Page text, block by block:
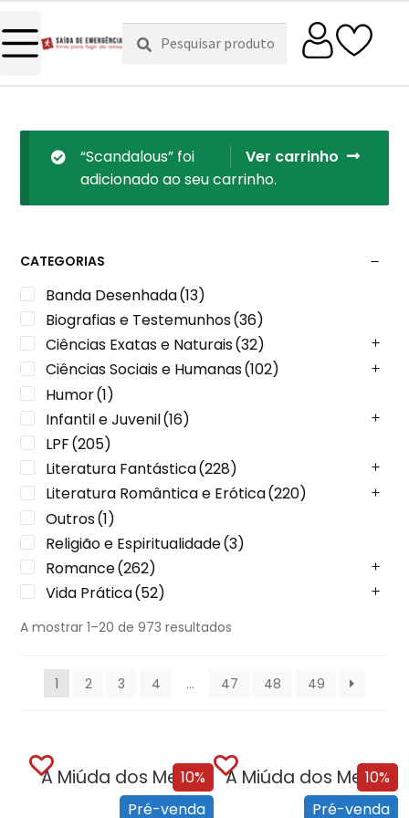
Pesquisar
por:
Pesquisa
Ver carrinho
“Scandalous” foi
adicionado ao seu carrinho.
CATEGORIAS
Banda Desenhada(13)
Biografias e Testemunhos(36)
Ciências Exatas e Naturais(32)
Ciências Sociais e Humanas(102)
Humor(1)
Infantil e Juvenil(16)
LPF(205)
Literatura Fantástica(228)
Literatura Romântica e Erótica(220)
Outros(1)
Religião e Espiritualidade(3)
Romance(262)
Vida Prática(52)
A mostrar 1–20 de 973 resultados
1 2 3 4 … 47 48 49
10%
Pré-venda
A Miúda dos Meus Sonhos
10%
Pré-venda
A Miúda dos Meus Sonhos – Edição...